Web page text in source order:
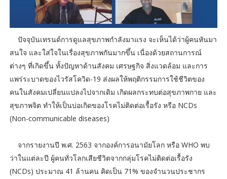
ปัจจุบันเทรนด์การดูแลสุขภาพกำลังมาแรง จะเห็นได้ว่าผู้คนหันมา
สนใจ และใส่ใจในเรื่องสุขภาพกันมากขึ้น เนื่องด้วยสถานการณ์
ต่างๆ ที่เกิดขึ้น ทั้งปัญหาด้านสังคม เศรษฐกิจ สิ่งแวดล้อม และการ
แพร่ระบาดของไวรัสโควิด-19 ส่งผลให้พฤติกรรมการใช้ชีวิตของ
คนในสังคมเปลี่ยนแปลงไปจากเดิม เกิดผลกระทบต่อสุขภาพกาย และ
สุขภาพจิต ทำให้เป็นบ่อเกิดของโรคไม่ติดต่อเรื้อรัง หรือ NCDs
(Non-communicable diseases)
จากรายงานปี พ.ศ. 2563 จากองค์การอนามัยโลก หรือ WHO พบ
ว่าในแต่ละปี ผู้คนทั่วโลกเสียชีวิตจากกลุ่มโรคไม่ติดต่อเรื้อรัง
(NCDs) ประมาณ 41 ล้านคน คิดเป็น 71% ของจำนวนประชากร